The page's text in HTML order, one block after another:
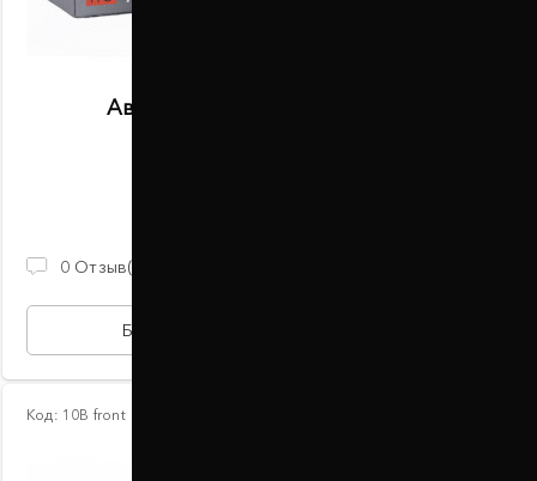
Автобаферы размер F задние
0 Отзыв(ов)
БЫСТРАЯ ПОКУПКА
Код: 10В front